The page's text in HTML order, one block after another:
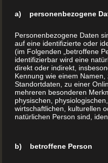
behältst du die
Preisgestaltung und
wie dein Buch aussehen
MEHR LESEN
a) personenbezogene
Personenbezogene Daten
auf eine identifizierte oder
(im Folgenden „betroffene
identifizierbar wird eine
direkt oder indirekt,
Kennung wie einem
Standortdaten, zu einer
mehreren besonderen
physischen,
wirtschaftlichen, kulturellen
natürlichen Person sind,
b) betroffene Person